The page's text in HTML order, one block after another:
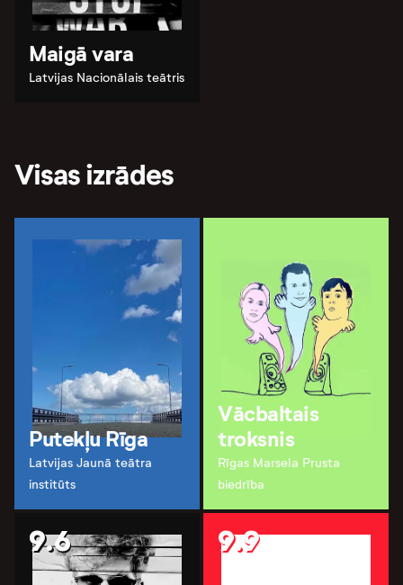
Maigā vara
Latvijas Nacionālais teātris
Visas izrādes
Putekļu Rīga
Latvijas Jaunā teātra
institūts
Vācbaltais
troksnis
Rīgas Marsela Prusta
biedrība
9.6 9.9